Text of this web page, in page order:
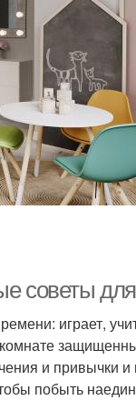
советы
играет,
и привычки и
побыть